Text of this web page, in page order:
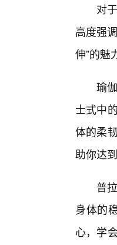
对
高度强
伸”的魅
瑜
士式中
体的柔
助你达
普
身体的
心，学